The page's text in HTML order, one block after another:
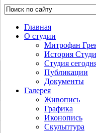
Главная
О студии
Митрофан
История
Студия
Публикации
Документы
Галерея
Живопись
Графика
Иконопись
Скульптура